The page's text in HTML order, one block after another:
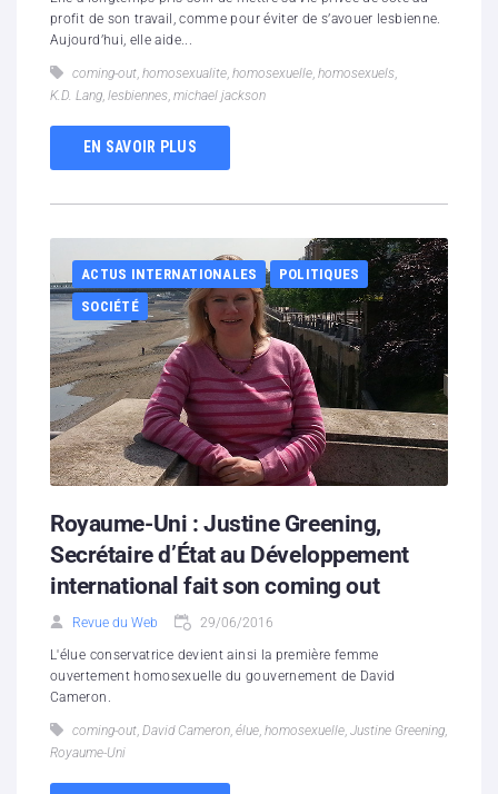
profit de son travail, comme pour éviter de s’avouer lesbienne.
Aujourd’hui, elle aide...
coming-out, homosexualite, homosexuelle, homosexuels,
K.D. Lang, lesbiennes, michael jackson
EN SAVOIR PLUS
ACTUS INTERNATIONALES
POLITIQUES
SOCIÉTÉ
Royaume-Uni : Justine Greening,
Secrétaire d’État au Développement
international fait son coming out
Revue du Web 29/06/2016
L'élue conservatrice devient ainsi la première femme
ouvertement homosexuelle du gouvernement de David
Cameron.
coming-out, David Cameron, élue, homosexuelle, Justine Greening,
Royaume-Uni